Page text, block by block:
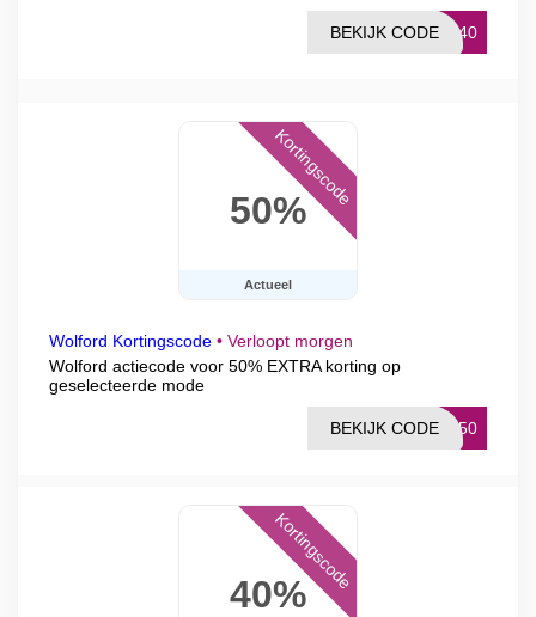
RA40
BEKIJK CODE
50%
Actueel
Kortingscode
Wolford Kortingscode • Verloopt morgen
Wolford actiecode voor 50% EXTRA korting op
geselecteerde mode
RA50
BEKIJK CODE
40%
Kortingscode